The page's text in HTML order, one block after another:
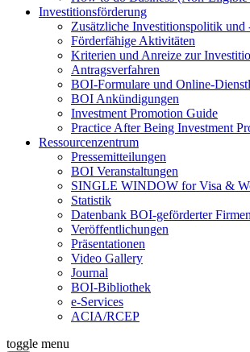
Investitionsförderung
Zusätzliche Investitionspolitik und
Förderfähige Aktivitäten
Kriterien und Anreize zur
Antragsverfahren
BOI-Formulare und Online-
BOI Ankündigungen
Investment Promotion Guide
Practice After Being Investment
Ressourcenzentrum
Pressemitteilungen
BOI Veranstaltungen
SINGLE WINDOW for Visa &
Statistik
Datenbank BOI-geförderter Firmen
Veröffentlichungen
Präsentationen
Video Gallery
Journal
BOI-Bibliothek
e-Services
ACIA/RCEP
toggle menu